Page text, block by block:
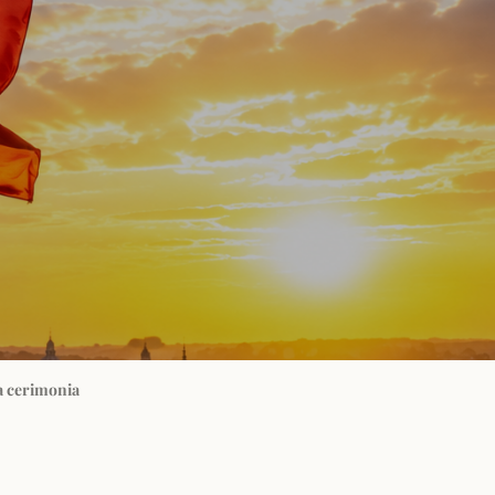
cerimonia